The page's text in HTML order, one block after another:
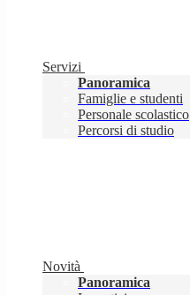
Servizi
Panoramica
Famiglie e studenti
Personale scolastico
Percorsi di studio
Novità
Panoramica